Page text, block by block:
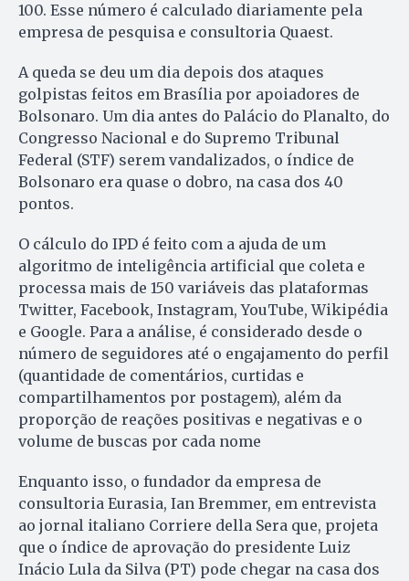
100. Esse número é calculado diariamente pela
empresa de pesquisa e consultoria Quaest.
A queda se deu um dia depois dos ataques
golpistas feitos em Brasília por apoiadores de
Bolsonaro. Um dia antes do Palácio do Planalto, do
Congresso Nacional e do Supremo Tribunal
Federal (STF) serem vandalizados, o índice de
Bolsonaro era quase o dobro, na casa dos 40
pontos.
O cálculo do IPD é feito com a ajuda de um
algoritmo de inteligência artificial que coleta e
processa mais de 150 variáveis das plataformas
Twitter, Facebook, Instagram, YouTube, Wikipédia
e Google. Para a análise, é considerado desde o
número de seguidores até o engajamento do perfil
(quantidade de comentários, curtidas e
compartilhamentos por postagem), além da
proporção de reações positivas e negativas e o
volume de buscas por cada nome
Enquanto isso, o fundador da empresa de
consultoria Eurasia, Ian Bremmer, em entrevista
ao jornal italiano Corriere della Sera que, projeta
que o índice de aprovação do presidente Luiz
Inácio Lula da Silva (PT) pode chegar na casa dos